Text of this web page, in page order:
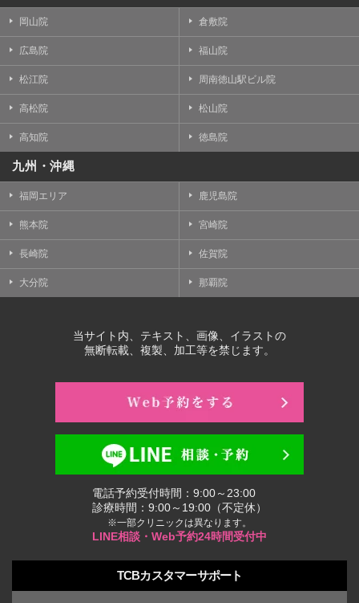
岡山院 倉敷院
広島院 福山院
松江院 周南徳山駅ビル院
高松院 松山院
高知院 徳島院
九州・沖縄
福岡エリア 鹿児島院
熊本院 宮崎院
長崎院 佐賀院
大分院 那覇院
当サイト内、テキスト、画像、イラストの
無断転載、複製、加工等を禁じます。
電話予約受付時間：9:00～23:00
診療時間：9:00～19:00（不定休）
※一部クリニックは異なります。
LINE相談・Web予約24時間受付中
TCBカスタマーサポート